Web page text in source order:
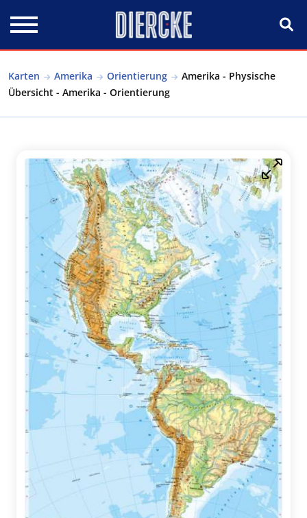
Karten Amerika Orientierung
Amerika - Physische
Übersicht - Amerika - Orientierung